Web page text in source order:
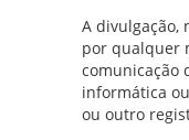
A divulgação,
por qualquer
comunicação
informática
ou outro